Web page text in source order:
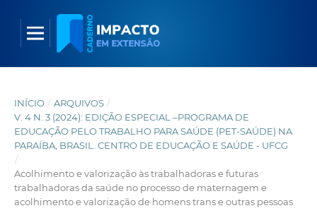
INÍCIO / ARQUIVOS /
V. 4 N. 3 (2024): EDIÇÃO ESPECIAL –PROGRAMA DE
EDUCAÇÃO PELO TRABALHO PARA SAÚDE (PET-SAÚDE) NA
PARAÍBA, BRASIL. CENTRO DE EDUCAÇÃO E SAÚDE - UFCG
/
Acolhimento e valorização às trabalhadoras e futuras
trabalhadoras da saúde no processo de maternagem e
acolhimento e valorização de homens trans e outras pessoas